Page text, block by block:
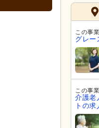
この事
グレー
この事
介護老
トの求